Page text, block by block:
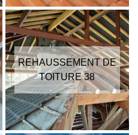
REHAUSSEMENT DE
TOITURE 38